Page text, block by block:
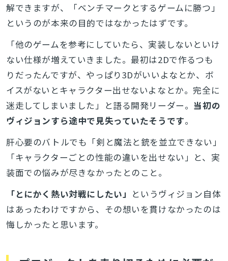
解できますが、「ベンチマークとするゲームに勝つ」
というのが本来の目的ではなかったはずです。
「他のゲームを参考にしていたら、実装しないといけ
ない仕様が増えていきました。最初は2Dで作るつも
りだったんですが、やっぱり3Dがいいよなとか、ボ
イスがないとキャラクター出せないよなとか。完全に
迷走してしまいました」と語る開発リーダー。 当初の
ヴィジョンすら途中で見失っていたそうです。
肝心要のバトルでも「剣と魔法と銃を並立できない」
「キャラクターごとの性能の違いを出せない」と、実
装面での悩みが尽きなかったとのこと。
「とにかく熱い対戦にしたい」 というヴィジョン自体
はあったわけですから、その想いを貫けなかったのは
悔しかったと思います。